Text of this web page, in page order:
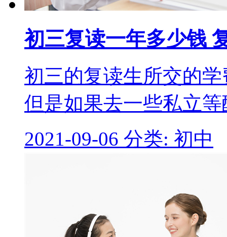
初三复读一年多少钱
初三的复读生所交的
但是如果去一些私立
2021-09-06 分类: 初中